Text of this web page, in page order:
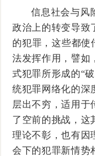
信息社会与风
政治上的转变导致
的犯罪，这些都使
法发挥作用，譬如
式犯罪所形成的“
统犯罪网络化的深
层出不穷，适用于
了空前的挑战，这
理论不彰，也有因
会下的犯罪新情势